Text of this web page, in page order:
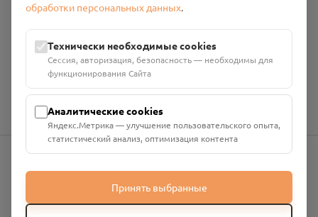
Проект Помним»
Юридический адрес: 216790, Смоленская область, р-н
Руднянский, г. Рудня, улица Западная, д. 26А, пом. 18
Номер счёта: 40702810901130004287 в АО "АЛЬФА-БАНК"
Кор. счёт: 30101810200000000593
info@pomnim.online
обработки персональных данных.
Технически необходимые cookies
Сессия, авторизация, безопасность — необходимы для
функционирования Сайта
Аналитические cookies
Яндекс.Метрика — улучшение пользовательского опыта,
статистический анализ, оптимизация контента
Принять выбранные